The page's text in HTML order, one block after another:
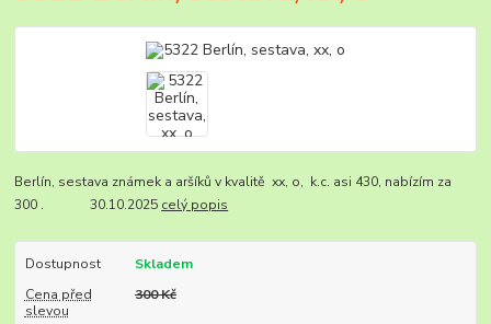
Berlín, sestava známek a aršíků v kvalitě xx, o, k.c. asi 430, nabízím za
300 . 30.10.2025 celý popis
Dostupnost
Skladem
Cena před
slevou
300 Kč